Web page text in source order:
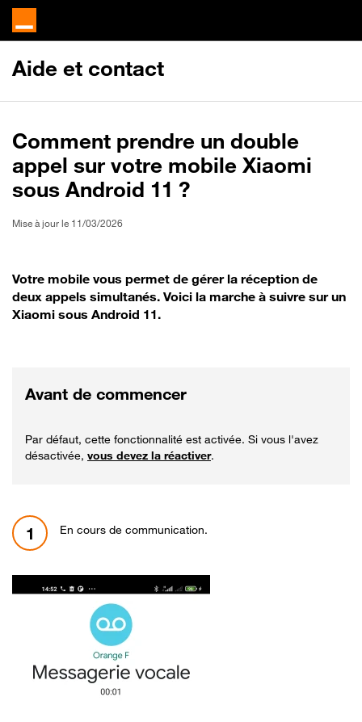
Aide et contact
Comment prendre un double
appel sur votre mobile Xiaomi
sous Android 11 ?
Mise à jour le 11/03/2026
Votre mobile vous permet de gérer la réception de
deux appels simultanés. Voici la marche à suivre sur un
Xiaomi sous Android 11.
Avant de commencer
Par défaut, cette fonctionnalité est activée. Si vous l'avez
désactivée, vous devez la réactiver.
1 En cours de communication.